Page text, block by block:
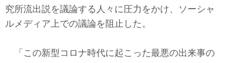
究所流出説を議論する人々に圧力をかけ、ソーシャ
ルメディア上での議論を阻止した。
「この新型コロナ時代に起こった最悪の出来事の